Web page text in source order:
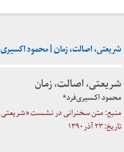
شریعتی، اصالت، زمان | محمود
شریعتی، اصالت، زمان
محمود اکسیری­‌فرد*
منبع: متن سخنرانی در نشست «شریعتی
تاریخ: ۲۳ آذر ۱۳۹۰